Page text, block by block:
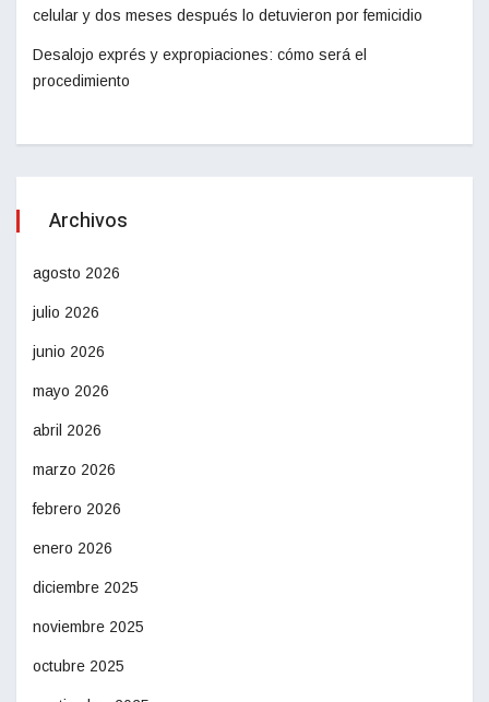
celular y dos meses después lo detuvieron por femicidio
Desalojo exprés y expropiaciones: cómo será el
procedimiento
Archivos
agosto 2026
julio 2026
junio 2026
mayo 2026
abril 2026
marzo 2026
febrero 2026
enero 2026
diciembre 2025
noviembre 2025
octubre 2025